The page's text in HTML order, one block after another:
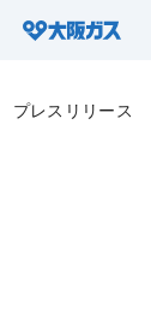
プレスリリース